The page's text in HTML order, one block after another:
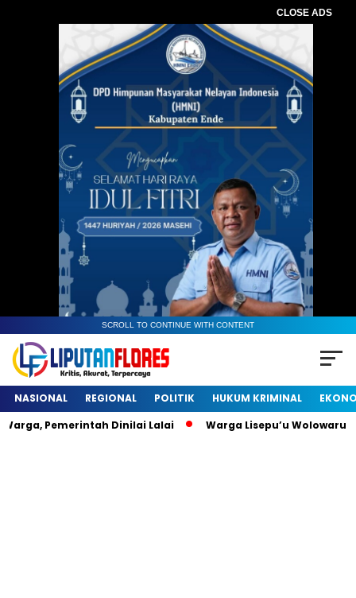
CLOSE ADS
SCROLL TO CONTINUE WITH CONTENT
NASIONAL REGIONAL POLITIK HUKUM KRIMINAL
Pemerintah Dinilai Lalai
Warga Lisepu’u Wolowaru